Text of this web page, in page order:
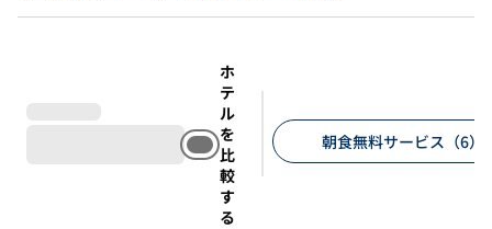
ホ
テ
ル
を
比
較
す
る
朝食無料サービス（6）